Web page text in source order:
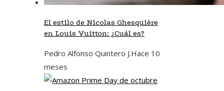
El estilo de Nicolas Ghesquière
en Louis Vuitton: ¿Cuál es?
Pedro Alfonso Quintero J.Hace 10
meses